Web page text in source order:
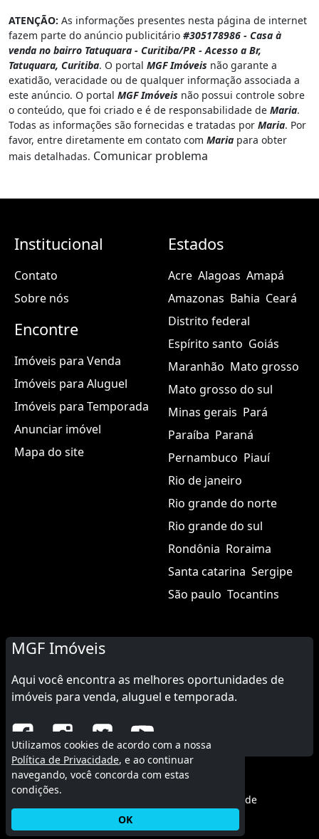
ATENÇÃO: As informações presentes nesta página de internet
fazem parte do anúncio publicitário #305178986 - Casa à
venda no bairro Tatuquara - Curitiba/PR - Acesso a Br,
Tatuquara, Curitiba. O portal MGF Imóveis não garante a
exatidão, veracidade ou de qualquer informação associada a
este anúncio. O portal MGF Imóveis não possui controle sobre
o conteúdo, que foi criado e é de responsabilidade de Maria.
Todas as informações são fornecidas e tratadas por Maria. Por
favor, entre diretamente em contato com Maria para obter
mais detalhadas. Comunicar problema
Institucional
Contato
Sobre nós
Encontre
Imóveis para Venda
Imóveis para Aluguel
Imóveis para Temporada
Anunciar imóvel
Mapa do site
Estados
Acre Alagoas Amapá
Amazonas Bahia Ceará
Distrito federal
Espírito santo Goiás
Maranhão Mato grosso
Mato grosso do sul
Minas gerais Pará
Paraíba Paraná
Pernambuco Piauí
Rio de janeiro
Rio grande do norte
Rio grande do sul
Rondônia Roraima
Santa catarina Sergipe
São paulo Tocantins
MGF Imóveis
Aqui você encontra as melhores oportunidades de
imóveis para venda, aluguel e temporada.
© 2015 - 2026 MGF Imóveis.
Política de privacidade
Utilizamos cookies de acordo com a nossa
Política de Privacidade, e ao continuar
navegando, você concorda com estas
condições.
OK